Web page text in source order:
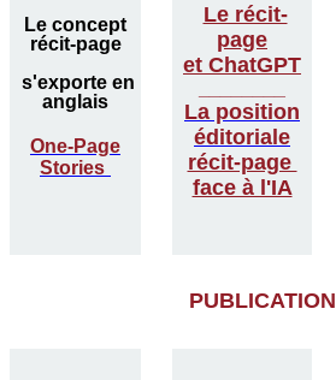
Le concept
récit-page
s'exporte en
anglais
One-Page
Stories
Le récit-
page
et ChatGPT
La position
éditoriale
récit-page
face à l'IA